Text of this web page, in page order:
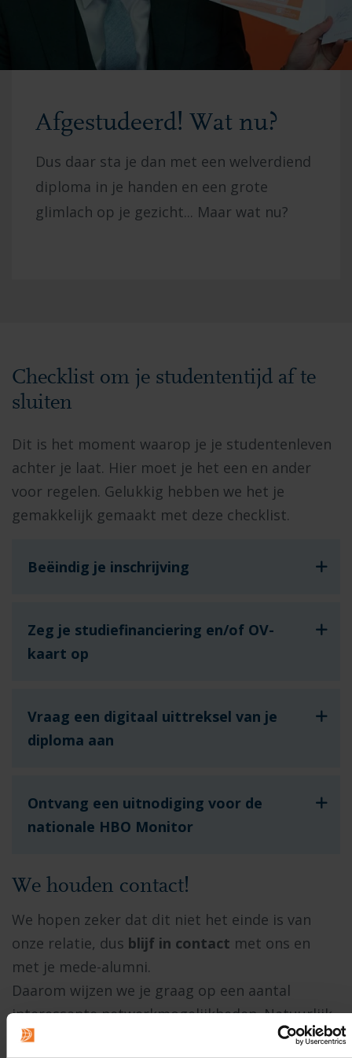
Afgestudeerd! Wat nu?
Dus daar sta je dan met een welverdiend
diploma in je handen en een grote
glimlach op je gezicht... Maar wat nu?
Checklist om je studententijd af te
sluiten
Dit is het moment waarop je je studentenleven
achter je laat. Hier moet je het een en ander
voor regelen. Gelukkig hebben we het je
gemakkelijk gemaakt met deze checklist.
Beëindig je inschrijving
Zeg je studiefinanciering en/of OV-
kaart op
Vraag een digitaal uittreksel van je
diploma aan
Ontvang een uitnodiging voor de
nationale HBO Monitor
We houden contact!
We hopen zeker dat dit niet het einde is van
onze relatie, dus blijf in contact met ons en
met je mede-alumni.
Daarom wijzen we je graag op een aantal
interessante netwerkmogelijkheden.Natuurlijk
kun je ons ook volgen op social media.